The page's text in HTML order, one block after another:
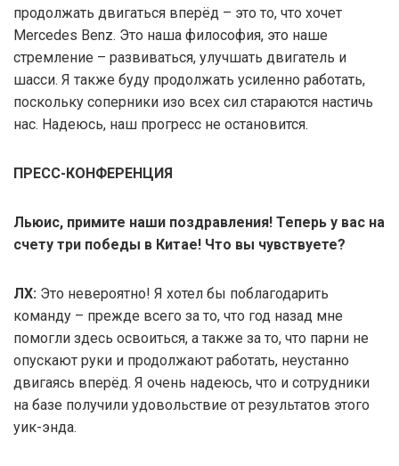
продолжать двигаться вперёд – это то, что хочет
Mercedes Benz. Это наша философия, это наше
стремление – развиваться, улучшать двигатель и
шасси. Я также буду продолжать усиленно работать,
поскольку соперники изо всех сил стараются настичь
нас. Надеюсь, наш прогресс не остановится.
ПРЕСС-КОНФЕРЕНЦИЯ
Льюис, примите наши поздравления! Теперь у вас на
счету три победы в Китае! Что вы чувствуете?
ЛХ: Это невероятно! Я хотел бы поблагодарить
команду – прежде всего за то, что год назад мне
помогли здесь освоиться, а также за то, что парни не
опускают руки и продолжают работать, неустанно
двигаясь вперёд. Я очень надеюсь, что и сотрудники
на базе получили удовольствие от результатов этого
уик-энда.